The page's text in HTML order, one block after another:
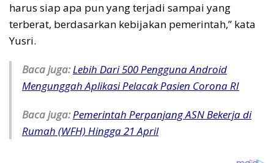
harus siap apa pun yang terjadi sampai yang
terberat, berdasarkan kebijakan pemerintah,” kata
Yusri.
Baca juga:Lebih Dari 500 Pengguna Android
Mengunggah Aplikasi Pelacak Pasien Corona RI
Baca juga:Pemerintah Perpanjang ASN Bekerja di
Rumah (WFH) Hingga 21 April